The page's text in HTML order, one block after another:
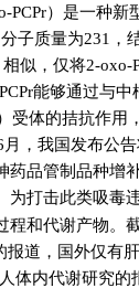
PCPr）是一种新
子质量为231，
似，仅将2-oxo-
能够通过与中
受体的拮抗作用
，我国发布公
药品管制品种增
为打击此类吸毒
程和代谢产物。
报道，国外仅有
体内代谢研究的